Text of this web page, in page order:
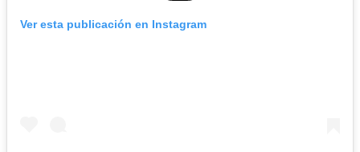
Ver esta publicación en Instagram